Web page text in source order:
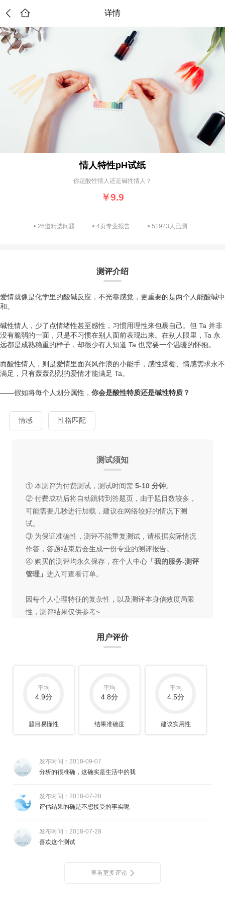
详情
情人特性pH试纸
你是酸性情人还是碱性情人？
￥9.9
26道精选问题 4页专业报告 51923人已测
测评介绍
爱情就像是化学里的酸碱反应，不光靠感觉，更重要的是两个人能酸碱中
和。
碱性情人，少了点情绪性甚至感性，习惯用理性来包裹自己。但 Ta 并非
没有脆弱的一面，只是不习惯在别人面前表现出来。在别人眼里，Ta 永
远都是成熟稳重的样子，却很少有人知道 Ta 也需要一个温暖的怀抱。
而酸性情人，则是爱情里面兴风作浪的小能手，感性爆棚、情感需求永不
满足，只有轰轰烈烈的爱情才能满足 Ta。
——假如将每个人划分属性， 你会是酸性特质还是碱性特质？
情感 性格匹配
测试须知
① 本测评为付费测试，测试时间需5-10 分钟。
② 付费成功后将自动跳转到答题页，由于题目数较多，
可能需要几秒进行加载，建议在网络较好的情况下测
试。
③ 为保证准确性，测评不能重复测试，请根据实际情况
作答，答题结束后会生成一份专业的测评报告。
④ 购买的测评均永久保存，在个人中心「我的服务-测评
管理」 进入可查看订单。
因每个人心理特征的复杂性，以及测评本身信效度局限
性，测评结果仅供参考~
用户评价
平均
4.9分
题目易懂性
平均
4.8分
结果准确度
平均
4.5分
建议实用性
发布时间：2018-09-07
分析的很准确，这确实是生活中的我
发布时间：2018-07-28
评估结果的确是不想接受的事实呢
发布时间：2018-07-28
喜欢这个测试
查看更多评论